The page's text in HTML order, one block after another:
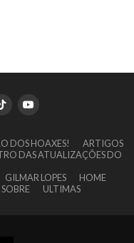
DOS HOAXES!
ARTIGOS
DAS ATUALIZAÇÕES DO
GILMAR LOPES
HOME
SOBRE ULTIMAS